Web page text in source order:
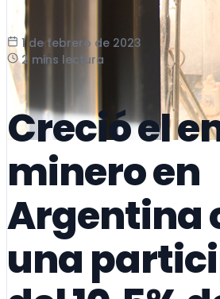
1 de febrero de 2023
2 mins lectura
Creció el
minero en
Argentina
una